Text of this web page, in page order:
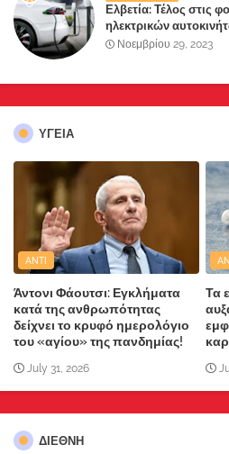
Ελβετία: Τέλος στις
ηλεκτρικών
Νοεμβρίου 29, 2023
ΥΓΕΙΑ
ANTI
Άντονι Φάουτσι: Εγκλήματα
κατά της ανθρωπότητας
δείχνει το κρυφό ημερολόγιο
του «αγίου» της πανδημίας!
July 31, 2026
Τα
ΔΙΕΘΝΗ